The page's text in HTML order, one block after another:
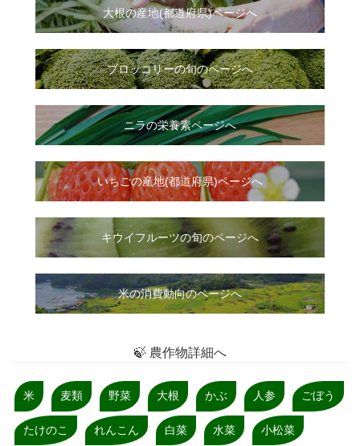
大根の産地(都道府県)ページへ
ブロッコリーの旬のページへ
ニラの栄養素ページへ
いちごの産地(都道府県)ページへ
キウイフルーツの旬のページへ
米の消費動向のページへ
🍃 農作物詳細へ
米 麦類 野菜 大根 かぶ 人参 ごぼう
たけのこ れんこん 白菜 水菜 小松菜